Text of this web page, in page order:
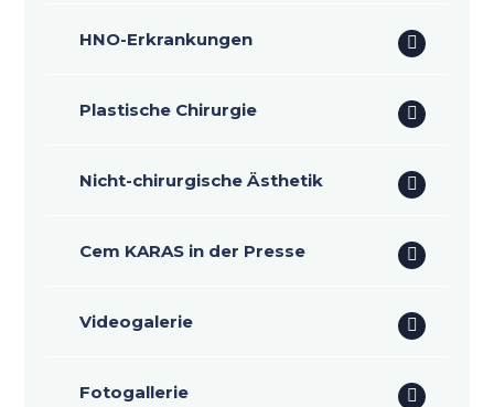
HNO-Erkrankungen
Plastische Chirurgie
Nicht-chirurgische Ästhetik
Cem KARAS in der Presse
Videogalerie
Fotogallerie